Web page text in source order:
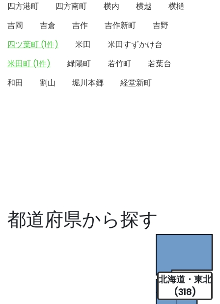
四方港町
四方南町 横内 横越
横樋
吉岡
吉倉 吉作 吉作新町
吉野
四ツ葉町 (1件)
米田
米田すずかけ台
米田町 (1件)
緑陽町 若竹町
若葉台
和田
割山 堀川本郷 経堂新町
都道府県から探す
北海道・東北
(318)